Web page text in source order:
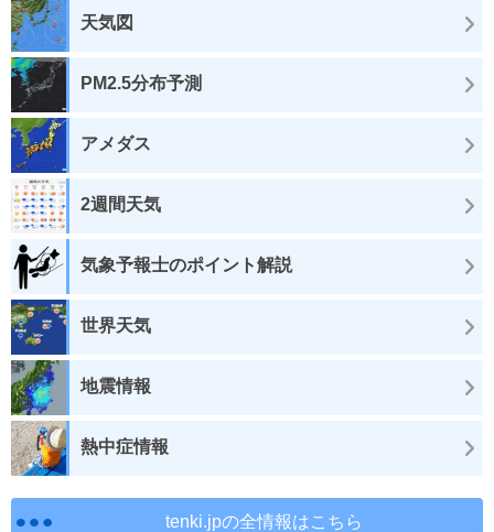
天気図
PM2.5分布予測
アメダス
2週間天気
気象予報士のポイント解説
世界天気
地震情報
熱中症情報
tenki.jpの全情報はこちら